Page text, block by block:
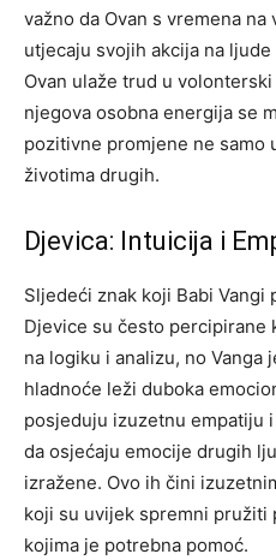
važno da Ovan s vremena
utjecaju svojih akcija na
Ovan ulaže trud u
njegova osobna energija se
pozitivne promjene ne samo
životima drugih.
Djevica: Intuicija i
Sljedeći znak koji Babi Vangi
Djevice su često percipirane
na logiku i analizu, no Vanga
hladnoće leži duboka
posjeduju izuzetnu empatiju
da osjećaju emocije drugih
izražene. Ovo ih čini
koji su uvijek spremni pružiti
kojima je potrebna pomoć.